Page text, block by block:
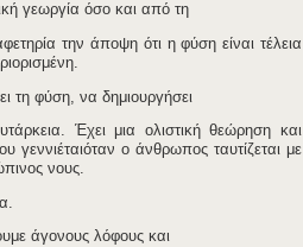
γεωργία όσο και από τη
την άποψη ότι η φύση είναι τέλεια
τη φύση, να δημιουργήσει
Έχει μια ολιστική θεώρηση και
γεννιέταιόταν ο άνθρωπος ταυτίζεται με
νους.
άγονους λόφους και